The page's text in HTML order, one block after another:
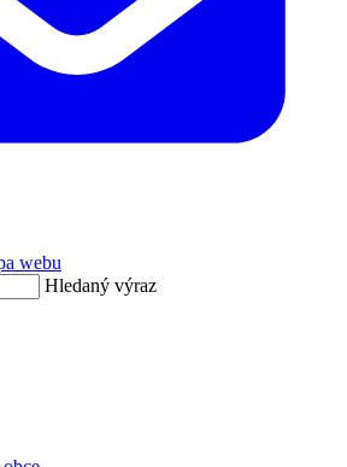
webu
Hledaný výraz